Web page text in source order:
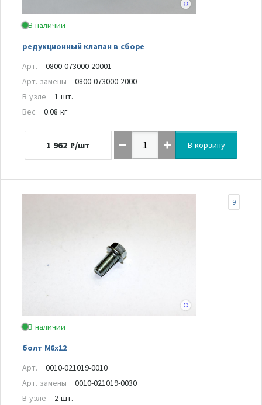
В наличии
редукционный клапан в сборе
Арт.
0800-073000-20001
Арт. замены
0800-073000-2000
В узле
1 шт.
Вес
0.08 кг
1 962 ₽/шт В корзину
В наличии
болт M6х12
9
Арт.
0010-021019-0010
Арт. замены
0010-021019-0030
В узле
2 шт.